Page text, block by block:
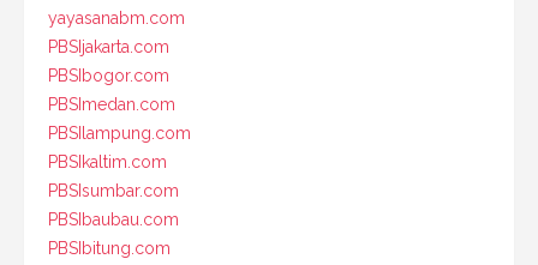
yayasanabm.com
PBSIjakarta.com
PBSIbogor.com
PBSImedan.com
PBSIlampung.com
PBSIkaltim.com
PBSIsumbar.com
PBSIbaubau.com
PBSIbitung.com